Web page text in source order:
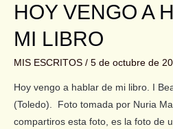
HOY VENGO A
MI LIBRO
MIS ESCRITOS / 5 de octubre de
Hoy vengo a hablar de mi libro. I
(Toledo). Foto tomada por Nuria
compartiros esta foto, es la foto de